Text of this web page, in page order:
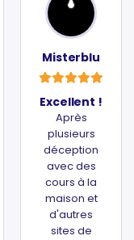
Misterblu
Excellent !
Après
plusieurs
déception
avec des
cours à la
maison et
d'autres
sites de